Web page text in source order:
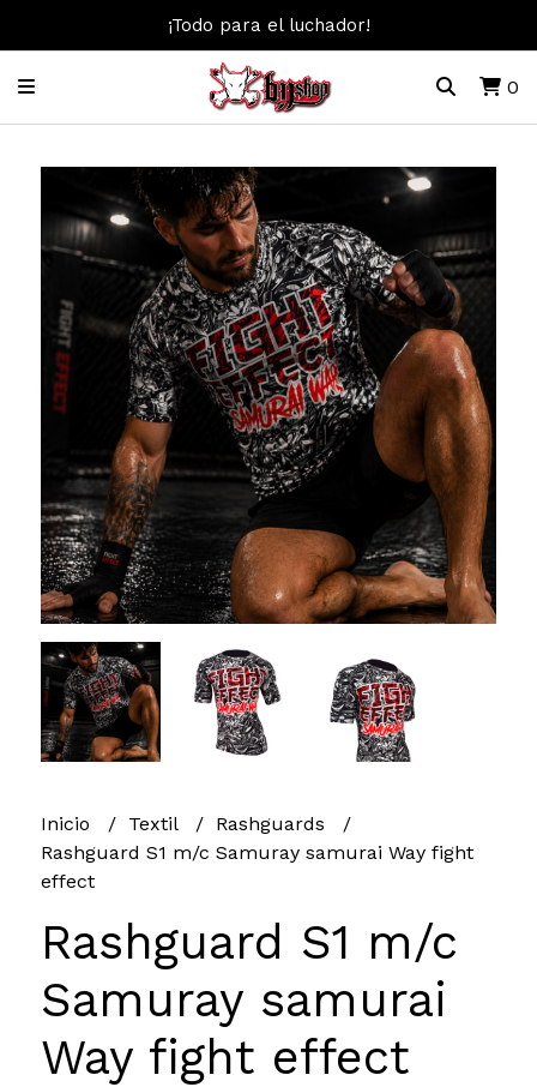
¡Todo para el luchador!
0
Inicio Textil
Rashguards
Rashguard S1 m/c Samuray samurai Way fight
effect
Rashguard S1 m/c
Samuray samurai
Way fight effect